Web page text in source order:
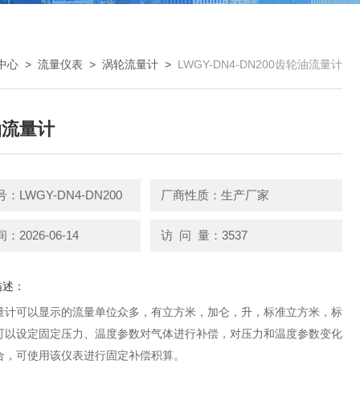
心 > 流量仪表 > 涡轮流量计 > LWGY-DN4-DN200齿轮油流量计
量计
：LWGY-DN4-DN200 厂商性质：生产厂家
：2026-06-14 访 问 量：3537
：
计可以显示的流量单位众多，有立方米，加仑，升，标准立方米，标
以设定固定压力、温度参数对气体进行补偿，对压力和温度参数变化
可使用该仪表进行固定补偿积算。